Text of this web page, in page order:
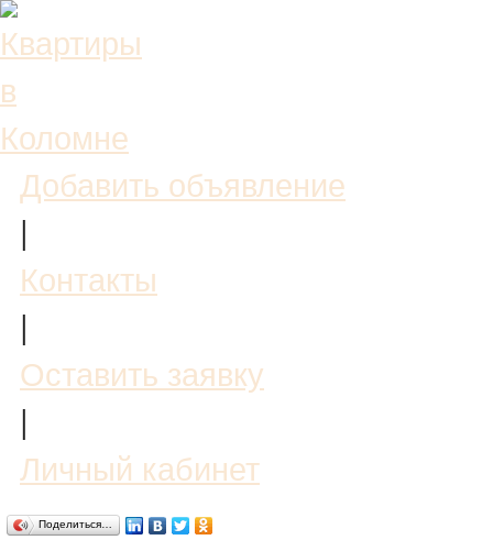
Добавить объявление
|
Контакты
|
Оставить заявку
|
Личный кабинет
Поделиться…